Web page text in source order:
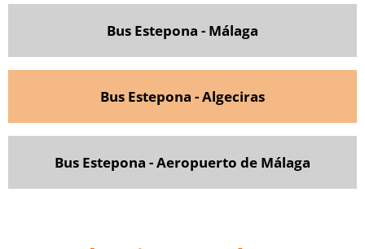
Bus Estepona - Málaga
Bus Estepona - Algeciras
Bus Estepona - Aeropuerto de Málaga